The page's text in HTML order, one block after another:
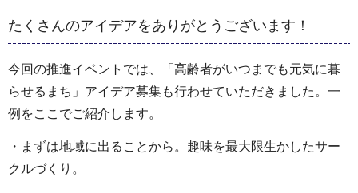
たくさんのアイデアをありがとうございます！
今回の推進イベントでは、「高齢者がいつまでも元気に暮
らせるまち」アイデア募集も行わせていただきました。一
例をここでご紹介します。
・まずは地域に出ることから。趣味を最大限生かしたサー
クルづくり。